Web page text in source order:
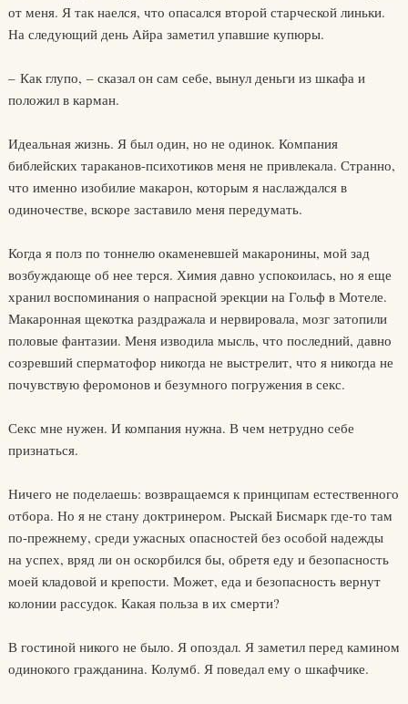
от меня. Я так наелся, что опасался второй старческой линьки.
На следующий день Айра заметил упавшие купюры.
– Как глупо, – сказал он сам себе, вынул деньги из шкафа и
положил в карман.
Идеальная жизнь. Я был один, но не одинок. Компания
библейских тараканов-психотиков меня не привлекала. Странно,
что именно изобилие макарон, которым я наслаждался в
одиночестве, вскоре заставило меня передумать.
Когда я полз по тоннелю окаменевшей макаронины, мой зад
возбуждающе об нее терся. Химия давно успокоилась, но я еще
хранил воспоминания о напрасной эрекции на Гольф в Мотеле.
Макаронная щекотка раздражала и нервировала, мозг затопили
половые фантазии. Меня изводила мысль, что последний, давно
созревший сперматофор никогда не выстрелит, что я никогда не
почувствую феромонов и безумного погружения в секс.
Секс мне нужен. И компания нужна. В чем нетрудно себе
признаться.
Ничего не поделаешь: возвращаемся к принципам естественного
отбора. Но я не стану доктринером. Рыскай Бисмарк где-то там
по-прежнему, среди ужасных опасностей без особой надежды
на успех, вряд ли он оскорбился бы, обретя еду и безопасность
моей кладовой и крепости. Может, еда и безопасность вернут
колонии рассудок. Какая польза в их смерти?
В гостиной никого не было. Я опоздал. Я заметил перед камином
одинокого гражданина. Колумб. Я поведал ему о шкафчике.